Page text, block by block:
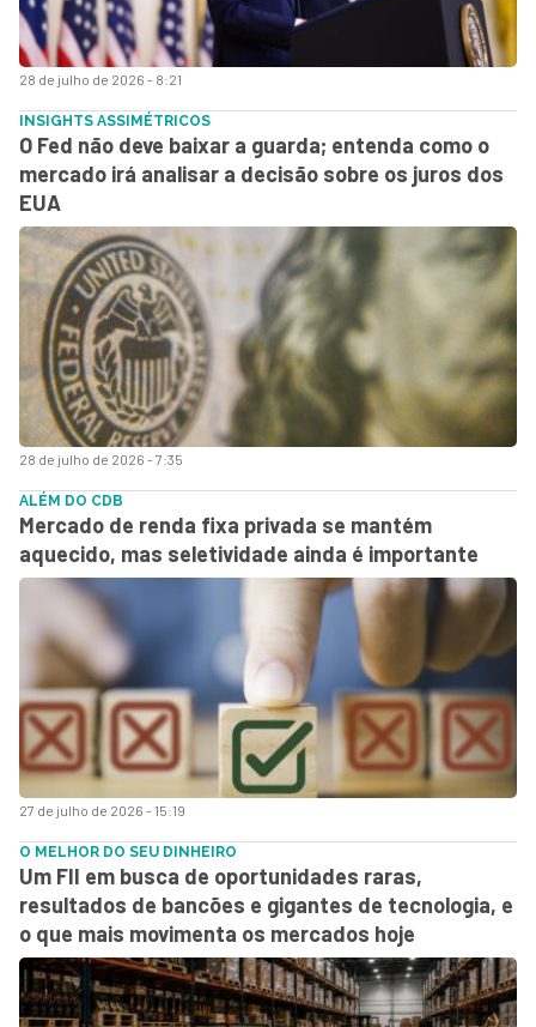
28 de julho de 2026 - 8:21
28 de julho de 2026 - 7:35
INSIGHTS ASSIMÉTRICOS
O Fed não deve baixar a guarda; entenda como o
mercado irá analisar a decisão sobre os juros dos
EUA
27 de julho de 2026 - 15:19
ALÉM DO CDB
Mercado de renda fixa privada se mantém
aquecido, mas seletividade ainda é importante
O MELHOR DO SEU DINHEIRO
Um FII em busca de oportunidades raras,
resultados de bancões e gigantes de tecnologia, e
o que mais movimenta os mercados hoje